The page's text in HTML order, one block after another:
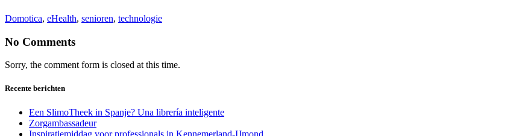
Domotica, eHealth, senioren, technologie
No Comments
Sorry, the comment form is closed at this time.
Recente berichten
Een SlimoTheek in Spanje? Una librería inteligente
Zorgambassadeur
Inspiratiemiddag voor professionals in Kennemerland-IJmond